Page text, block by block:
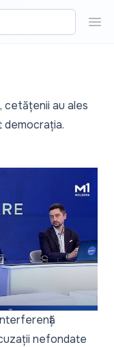
cetățenii au ales
democrația.
nefondate